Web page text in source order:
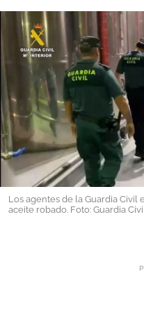
PROVINCIA
SUBBÉTICA HOY
SALUD
OBRAS
NECROLÓGICAS
GALERÍAS
Los agentes de la Guardia
aceite robado. Foto: Guardia